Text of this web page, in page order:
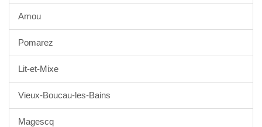
Amou
Pomarez
Lit-et-Mixe
Vieux-Boucau-les-Bains
Magescq